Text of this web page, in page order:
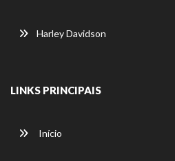
Harley Davidson
LINKS PRINCIPAIS
Início